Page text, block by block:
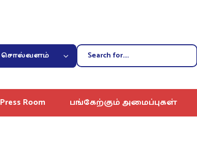
சொல்வளம்
Press Room பங்கேற்கும் அமைப்புகள்